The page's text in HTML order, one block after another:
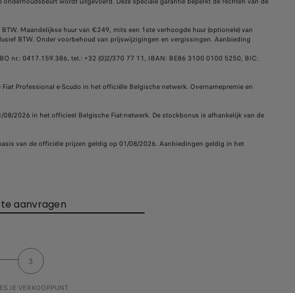
Maandelijkse huur van €249, mits een 1ste verhoogde huur (optionele) van
BTW. Onder voorbehoud van prijswijzigingen en vergissingen. Aanbieding
nr.: 0417.159.386, tel.: +32 (0)2/370 77 11, IBAN: BE86 3100 0100 5250, BIC:
Professional e-Scudo in het officiële Belgische netwerk. Overnamepremie en
2026 in het officieel Belgische Fiat-netwerk. De stockbonus is afhankelijk van de
van de officiële prijzen geldig op 01/08/2026. Aanbiedingen geldig in het
aanvragen
3
JE VERKOOPPUNT